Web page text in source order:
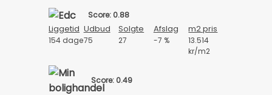
Score: 0.88
Liggetid Udbud Solgte Afslag m2 pris
154 dage75 27 -7 %
13.514
kr/m2
Score: 0.49